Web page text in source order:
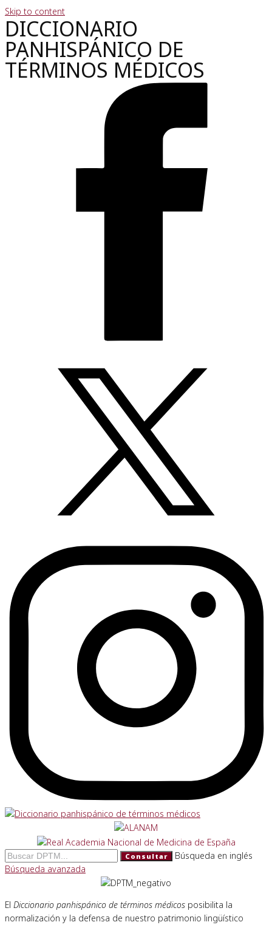
Skip to content
DICCIONARIO
PANHISPÁNICO DE
TÉRMINOS MÉDICOS
Consultar
Búsqueda en inglés
Búsqueda avanzada
El Diccionario panhispánico de términos médicos posibilita la
normalización y la defensa de nuestro patrimonio lingüístico